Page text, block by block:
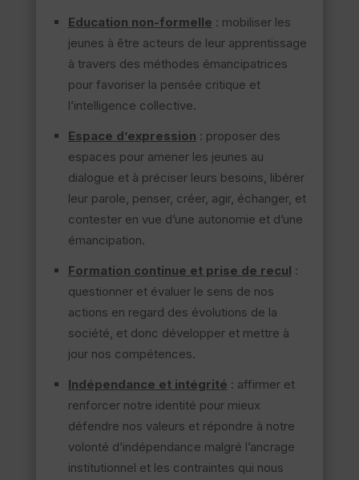
Education non-formelle : mobiliser les
jeunes à être acteurs de leur apprentissage
à travers des méthodes émancipatrices
pour favoriser la pensée critique et
l’intelligence collective.
Espace d’expression : proposer des
espaces pour amener les jeunes au
dialogue et à préciser leurs besoins, libérer
leur parole, penser, créer, agir, échanger, et
contester en vue d’une autonomie et d’une
émancipation.
Formation continue et prise de recul :
questionner et évaluer le sens de nos
actions en regard des évolutions de la
société, et donc développer et mettre à
jour nos compétences.
Indépendance et intégrité : affirmer et
renforcer notre identité pour mieux
défendre nos valeurs et répondre à notre
volonté d’indépendance malgré l’ancrage
institutionnel et les contraintes qui nous